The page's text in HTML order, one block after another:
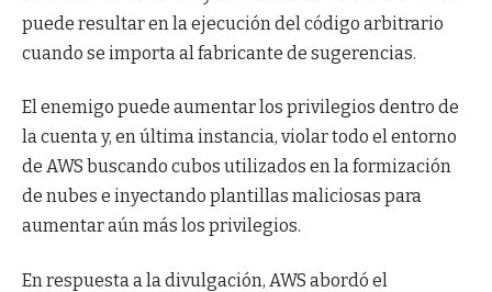
puede resultar en la ejecución del código arbitrario
cuando se importa al fabricante de sugerencias.
El enemigo puede aumentar los privilegios dentro de
la cuenta y, en última instancia, violar todo el entorno
de AWS buscando cubos utilizados en la formización
de nubes e inyectando plantillas maliciosas para
aumentar aún más los privilegios.
En respuesta a la divulgación, AWS abordó el